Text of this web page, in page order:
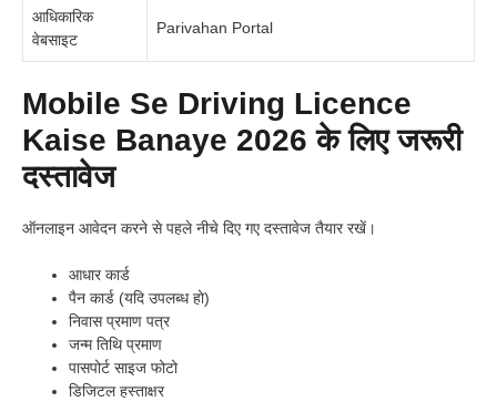
आधिकारिक
वेबसाइट
Parivahan Portal
Mobile Se Driving Licence
Kaise Banaye 2026 के लिए जरूरी
दस्तावेज
ऑनलाइन आवेदन करने से पहले नीचे दिए गए दस्तावेज तैयार रखें।
आधार कार्ड
पैन कार्ड (यदि उपलब्ध हो)
निवास प्रमाण पत्र
जन्म तिथि प्रमाण
पासपोर्ट साइज फोटो
डिजिटल हस्ताक्षर